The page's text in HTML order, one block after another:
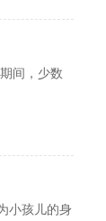
间，少数
小孩儿的身